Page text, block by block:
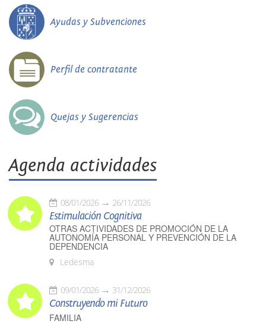
Ayudas y Subvenciones
Perfil de contratante
Quejas y Sugerencias
Agenda actividades
08/01/2026 26/11/2026
Estimulación Cognitiva
OTRAS ACTIVIDADES DE PROMOCIÓN DE LA
AUTONOMÍA PERSONAL Y PREVENCIÓN DE LA
DEPENDENCIA
Ledesma
09/01/2026 31/12/2026
Construyendo mi Futuro
FAMILIA